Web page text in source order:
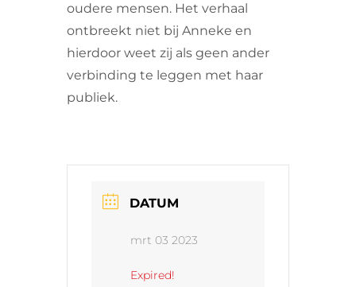
oudere mensen. Het verhaal
ontbreekt niet bij Anneke en
hierdoor weet zij als geen ander
verbinding te leggen met haar
publiek.
DATUM
mrt 03 2023
Expired!